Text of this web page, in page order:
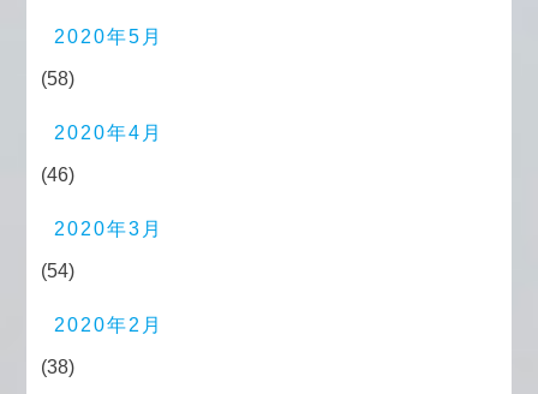
2020年5月
(58)
2020年4月
(46)
2020年3月
(54)
2020年2月
(38)